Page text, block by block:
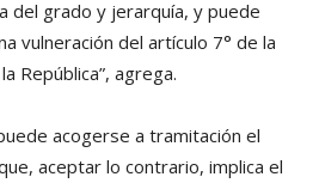
del grado y jerarquía, y puede
vulneración del artículo 7° de la
República”, agrega.
acogerse a tramitación el
aceptar lo contrario, implica el